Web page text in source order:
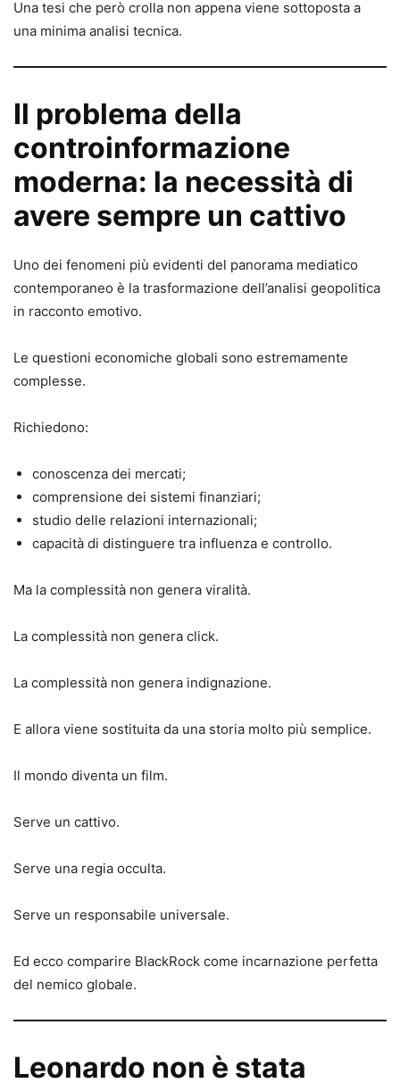
Una tesi che però crolla non appena viene sottoposta a
una minima analisi tecnica.
Il problema della
controinformazione
moderna: la necessità di
avere sempre un cattivo
Uno dei fenomeni più evidenti del panorama mediatico
contemporaneo è la trasformazione dell’analisi geopolitica
in racconto emotivo.
Le questioni economiche globali sono estremamente
complesse.
Richiedono:
conoscenza dei mercati;
comprensione dei sistemi finanziari;
studio delle relazioni internazionali;
capacità di distinguere tra influenza e controllo.
Ma la complessità non genera viralità.
La complessità non genera click.
La complessità non genera indignazione.
E allora viene sostituita da una storia molto più semplice.
Il mondo diventa un film.
Serve un cattivo.
Serve una regia occulta.
Serve un responsabile universale.
Ed ecco comparire BlackRock come incarnazione perfetta
del nemico globale.
Leonardo non è stata